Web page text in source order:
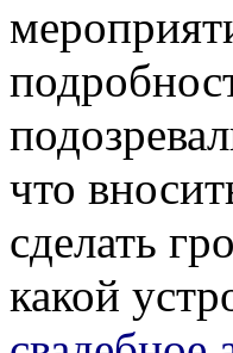
что
сделать
какой